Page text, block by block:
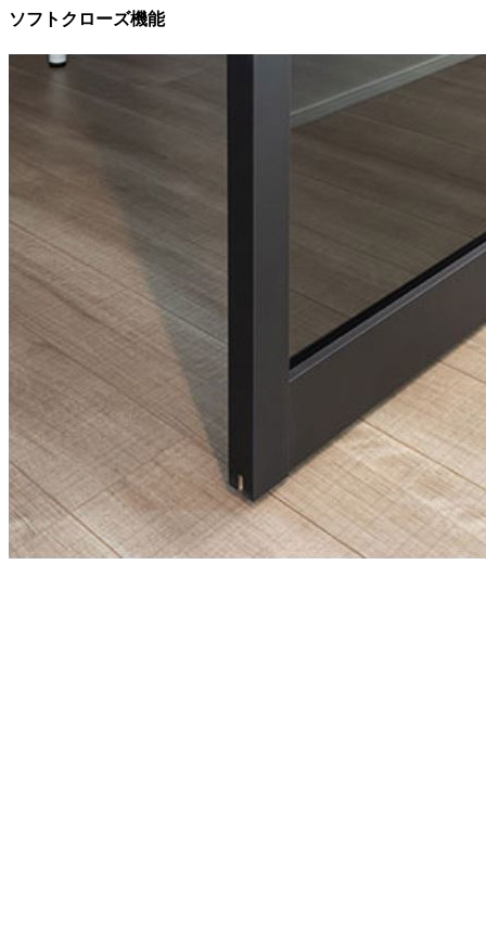
ソフトクローズ機能